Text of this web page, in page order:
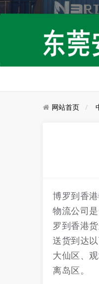
网站首页
博罗到香
物流公司
罗到香港
送货到达
大仙区、
离岛区。